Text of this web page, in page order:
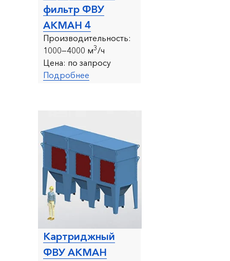
фильтр ФВУ
АКМАН 4
Производительность:
1000—4000 м3/ч
Цена: по запросу
Подробнее
Картриджный
ФВУ АКМАН